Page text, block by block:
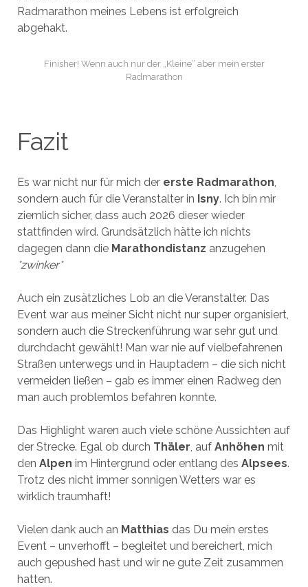
Radmarathon meines Lebens ist erfolgreich
abgehakt.
Finisher! Wenn auch nur der „Kleine“ aber mein erster
Radmarathon
Fazit
Es war nicht nur für mich dererste Radmarathon,
sondern auch für die Veranstalter in Isny. Ich bin mir
ziemlich sicher, dass auch 2026 dieser wieder
stattfinden wird. Grundsätzlich hätte ich nichts
dagegen dann die Marathondistanz anzugehen
*zwinker*
Auch ein zusätzliches Lob an die Veranstalter. Das
Event war aus meiner Sicht nicht nur super organisiert,
sondern auch die Streckenführung war sehr gut und
durchdacht gewählt! Man war nie auf vielbefahrenen
Straßen unterwegs und in Hauptadern – die sich nicht
vermeiden ließen – gab es immer einen Radweg den
man auch problemlos befahren konnte.
Das Highlight waren auch viele schöne Aussichten auf
der Strecke. Egal ob durch Thäler, auf Anhöhen mit
den Alpen im Hintergrund oder entlang des Alpsees.
Trotz des nicht immer sonnigen Wetters war es
wirklich traumhaft!
Vielen dank auch an Matthias das Du mein erstes
Event – unverhofft – begleitet und bereichert, mich
auch gepushed hast und wir ne gute Zeit zusammen
hatten.